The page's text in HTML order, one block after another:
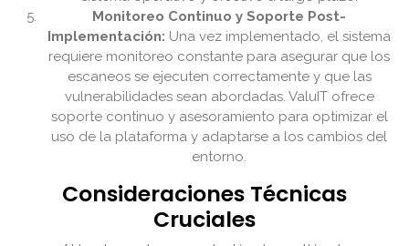
Monitoreo Continuo y Soporte Post-
Implementación: Una vez implementado, el sistema
requiere monitoreo constante para asegurar que los
escaneos se ejecuten correctamente y que las
vulnerabilidades sean abordadas. ValuIT ofrece
soporte continuo y asesoramiento para optimizar el
uso de la plataforma y adaptarse a los cambios del
entorno.
Consideraciones Técnicas
Cruciales